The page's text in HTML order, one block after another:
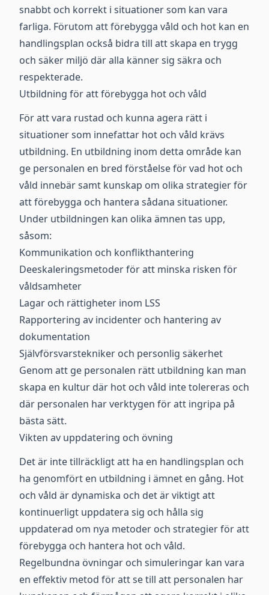
snabbt och korrekt i situationer som kan vara
farliga. Förutom att förebygga våld och hot kan en
handlingsplan också bidra till att skapa en trygg
och säker miljö där alla känner sig säkra och
respekterade.
Utbildning för att förebygga hot och våld
För att vara rustad och kunna agera rätt i
situationer som innefattar hot och våld krävs
utbildning. En utbildning inom detta område kan
ge personalen en bred förståelse för vad hot och
våld innebär samt kunskap om olika strategier för
att förebygga och hantera sådana situationer.
Under utbildningen kan olika ämnen tas upp,
såsom:
Kommunikation och konflikthantering
Deeskaleringsmetoder för att minska risken för
våldsamheter
Lagar och rättigheter inom LSS
Rapportering av incidenter och hantering av
dokumentation
Självförsvarstekniker och personlig säkerhet
Genom att ge personalen rätt utbildning kan man
skapa en kultur där hot och våld inte tolereras och
där personalen har verktygen för att ingripa på
bästa sätt.
Vikten av uppdatering och övning
Det är inte tillräckligt att ha en handlingsplan och
ha genomfört en utbildning i ämnet en gång. Hot
och våld är dynamiska och det är viktigt att
kontinuerligt uppdatera sig och hålla sig
uppdaterad om nya metoder och strategier för att
förebygga och hantera hot och våld.
Regelbundna övningar och simuleringar kan vara
en effektiv metod för att se till att personalen har